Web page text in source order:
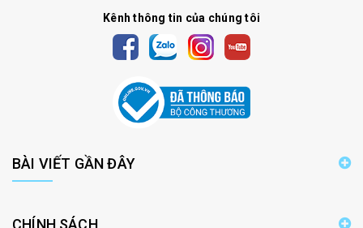
Kênh thông tin của chúng tôi
BÀI VIẾT GẦN ĐÂY
CHÍNH SÁCH